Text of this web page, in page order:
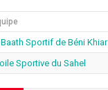
Baath Sportif de Béni Khiar
Sportive du Sahel